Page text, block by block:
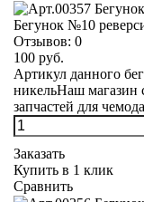
Бегунок №10
Отзывов: 0
100 руб.
Артикул данного
никельНаш магазин
запчастей для
Заказать
Купить в 1 клик
Сравнить